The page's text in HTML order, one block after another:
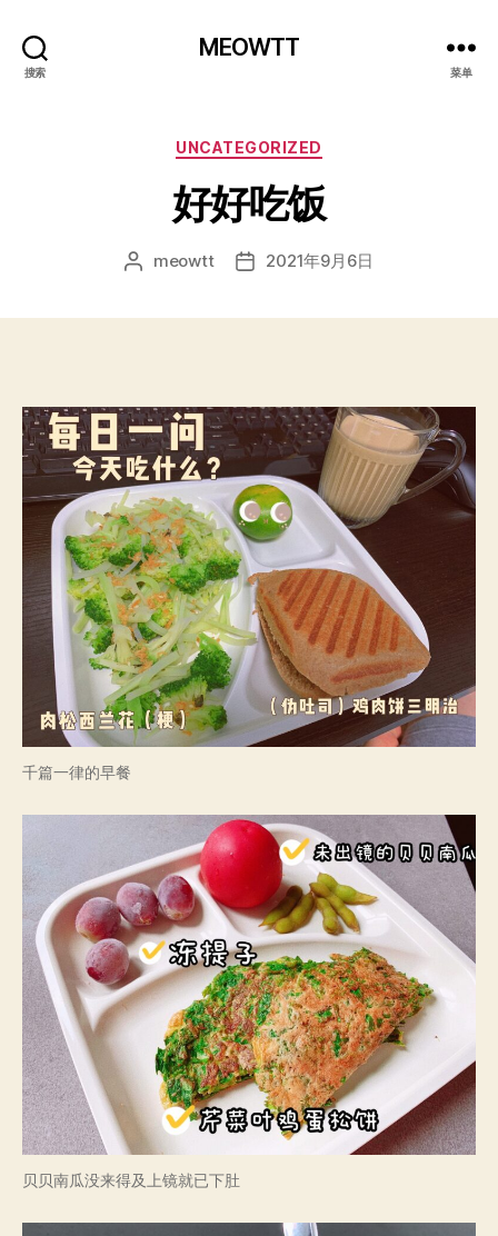
搜索
MEOWTT
菜单
分
UNCATEGORIZED
好好吃饭
文 meowtt
发 2021年9月6日
千篇一律的早餐
贝贝南瓜没来得及上镜就已下肚